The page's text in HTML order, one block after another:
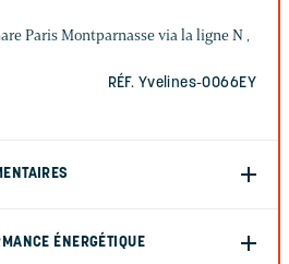
Paris Montparnasse via la ligne N ,
RÉF. Yvelines-0066EY
ÉNERGÉTIQUE